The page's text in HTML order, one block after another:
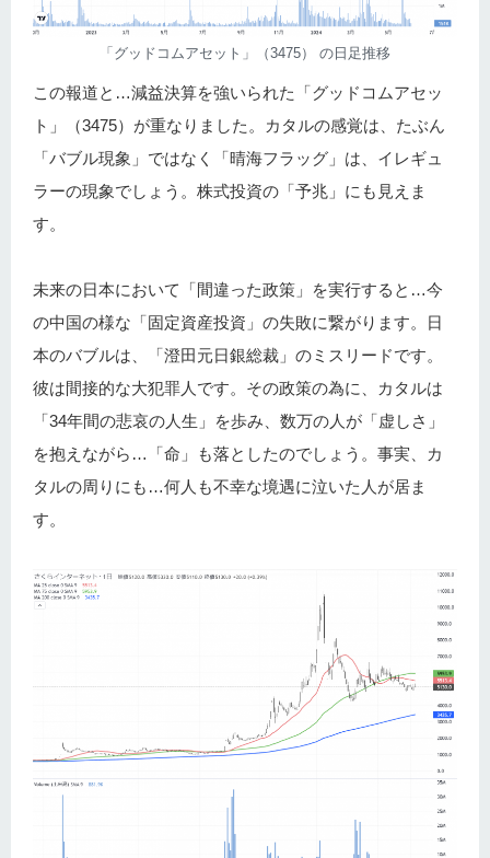
「グッドコムアセット」（3475） の日足推移
この報道と…減益決算を強いられた「グッドコムアセッ
ト」（3475）が重なりました。カタルの感覚は、たぶん
「バブル現象」ではなく「晴海フラッグ」は、イレギュ
ラーの現象でしょう。株式投資の「予兆」にも見えま
す。
未来の日本において「間違った政策」を実行すると…今
の中国の様な「固定資産投資」の失敗に繋がります。日
本のバブルは、「澄田元日銀総裁」のミスリードです。
彼は間接的な大犯罪人です。その政策の為に、カタルは
「34年間の悲哀の人生」を歩み、数万の人が「虚しさ」
を抱えながら…「命」も落としたのでしょう。事実、カ
タルの周りにも…何人も不幸な境遇に泣いた人が居ま
す。